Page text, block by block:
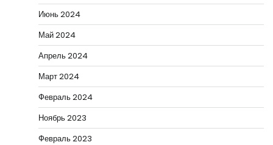
Июнь 2024
Май 2024
Апрель 2024
Март 2024
Февраль 2024
Ноябрь 2023
Февраль 2023